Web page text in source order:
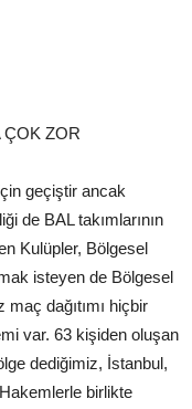
ÇOK ZOR
geçiştir ancak
de BAL takımlarının
Kulüpler, Bölgesel
isteyen de Bölgesel
dağıtımı hiçbir
var. 63 kişiden oluşan
dediğimiz, İstanbul,
birlikte